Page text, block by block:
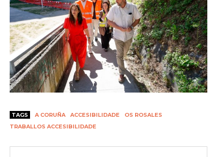
TAGS A CORUÑA ACCESIBILIDADE
OS ROSALES
TRABALLOS ACCESIBILIDADE